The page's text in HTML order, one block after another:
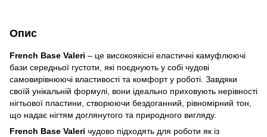
Опис
French Base Valeri – це високоякісні еластичні камуфлюючі
бази середньої густоти, які поєднують у собі чудові
самовирівнюючі властивості та комфорт у роботі. Завдяки
своїй унікальній формулі, вони ідеально приховують нерівності
нігтьової пластини, створюючи бездоганний, рівномірний тон,
що надає нігтям доглянутого та природного вигляду.
French Base Valeri чудово підходять для роботи як із